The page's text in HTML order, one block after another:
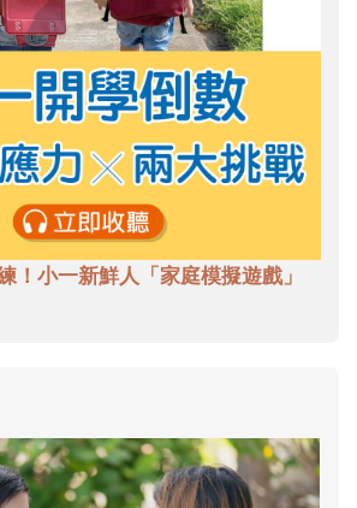
！小一新鮮人「家庭模擬遊戲」